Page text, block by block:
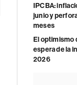
IPCBA:
junio y
meses
El optimismo
espera de la
2026